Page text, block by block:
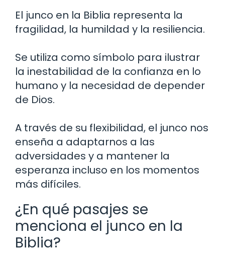
El junco en la Biblia representa la
fragilidad, la humildad y la resiliencia.
Se utiliza como símbolo para ilustrar
la inestabilidad de la confianza en lo
humano y la necesidad de depender
de Dios.
A través de su flexibilidad, el junco nos
enseña a adaptarnos a las
adversidades y a mantener la
esperanza incluso en los momentos
más difíciles.
¿En qué pasajes se
menciona el junco en la
Biblia?